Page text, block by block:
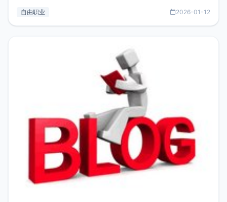
收入下降20%，但却过得很充实，2026年不求突破，但求保
自由职业 2026-01-12